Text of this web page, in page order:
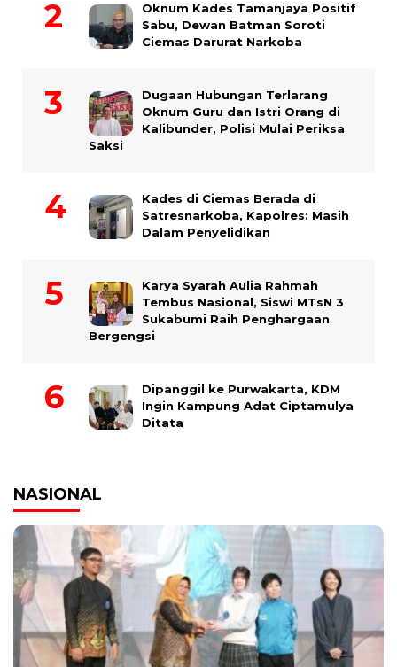
Oknum Kades Tamanjaya Positif
Sabu, Dewan Batman Soroti
Ciemas Darurat Narkoba
Dugaan Hubungan Terlarang
Oknum Guru dan Istri Orang di
Kalibunder, Polisi Mulai Periksa
Saksi
Kades di Ciemas Berada di
Satresnarkoba, Kapolres: Masih
Dalam Penyelidikan
Karya Syarah Aulia Rahmah
Tembus Nasional, Siswi MTsN 3
Sukabumi Raih Penghargaan
Bergengsi
Dipanggil ke Purwakarta, KDM
Ingin Kampung Adat Ciptamulya
Ditata
NASIONAL